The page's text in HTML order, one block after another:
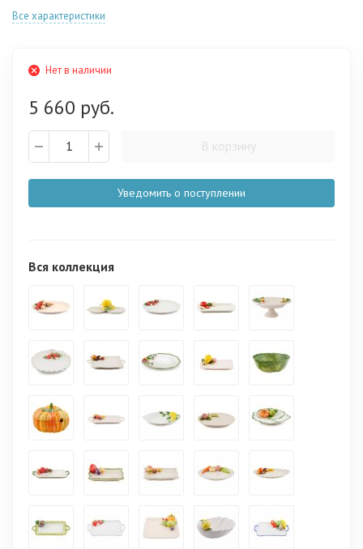
Все характеристики
Нет в наличии
5 660 руб.
В корзину
Уведомить о поступлении
Вся коллекция